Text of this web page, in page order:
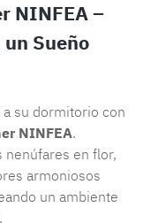
NINFEA –
Sueño
su dormitorio con
NINFEA.
nenúfares en flor,
armoniosos
un ambiente